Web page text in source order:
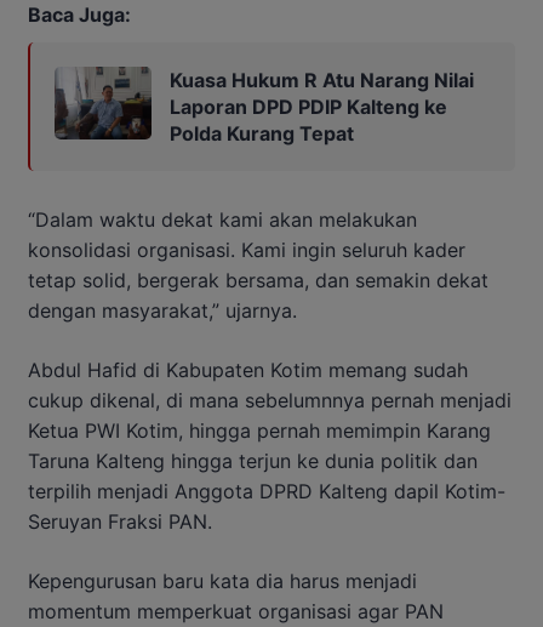
Baca Juga:
Kuasa Hukum R Atu Narang Nilai
Laporan DPD PDIP Kalteng ke
Polda Kurang Tepat
“Dalam waktu dekat kami akan melakukan
konsolidasi organisasi. Kami ingin seluruh kader
tetap solid, bergerak bersama, dan semakin dekat
dengan masyarakat,” ujarnya.
Abdul Hafid di Kabupaten Kotim memang sudah
cukup dikenal, di mana sebelumnnya pernah menjadi
Ketua PWI Kotim, hingga pernah memimpin Karang
Taruna Kalteng hingga terjun ke dunia politik dan
terpilih menjadi Anggota DPRD Kalteng dapil Kotim-
Seruyan Fraksi PAN.
Kepengurusan baru kata dia harus menjadi
momentum memperkuat organisasi agar PAN